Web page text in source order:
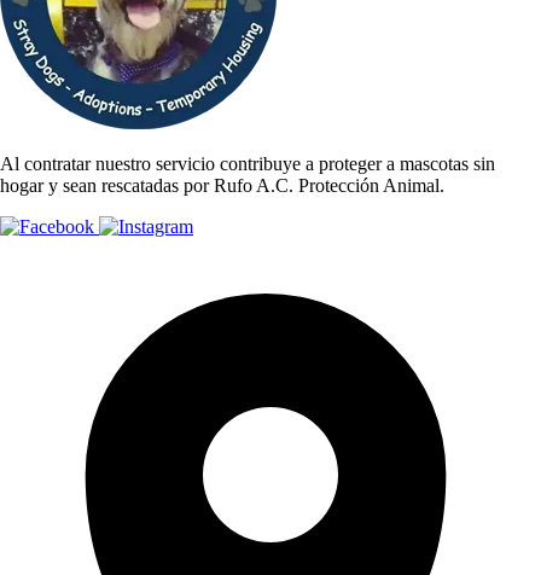
Al contratar nuestro servicio contribuye a proteger a mascotas sin
hogar y sean rescatadas por Rufo A.C. Protección Animal.